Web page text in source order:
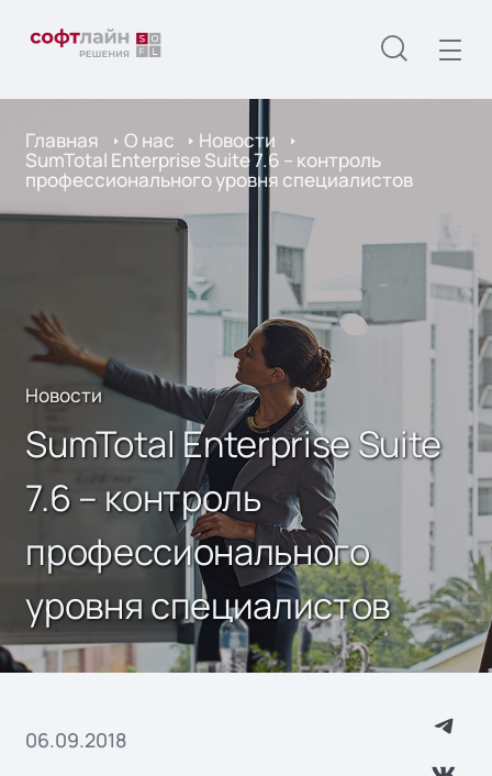
Главная О нас Новости
SumTotal Enterprise Suite 7.6 – контроль
профессионального уровня специалистов
Новости
SumTotal Enterprise Suite
7.6 – контроль
профессионального
уровня специалистов
06.09.2018